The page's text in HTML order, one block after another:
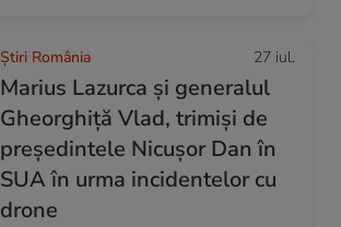
Știri România 27 iul.
Marius Lazurca și generalul
Gheorghiță Vlad, trimiși de
președintele Nicușor Dan în
SUA în urma incidentelor cu
drone